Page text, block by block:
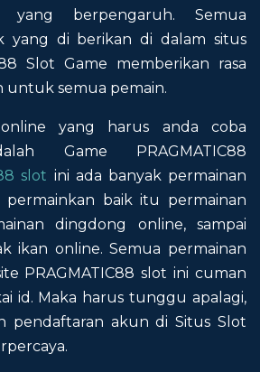
yang berpengaruh. Semua
yang di berikan di dalam situs
Slot Game memberikan rasa
untuk semua pemain.
yang harus anda coba
Game PRAGMATIC88
slot ini ada banyak permainan
baik itu permainan
dingdong online, sampai
ikan online. Semua permainan
PRAGMATIC88 slot ini cuman
id. Maka harus tunggu apalagi,
pendaftaran akun di Situs Slot